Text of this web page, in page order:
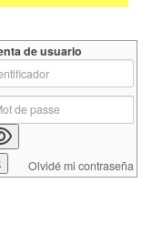
de usuario
Olvidé mi contraseña